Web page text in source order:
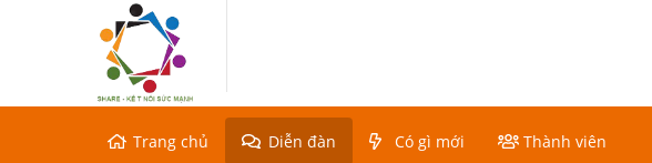
Trang chủ Diễn đàn Có gì mới Thành viên